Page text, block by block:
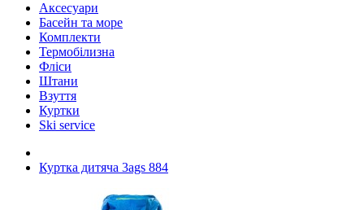
Аксесуари
Басейн та море
Комплекти
Термобілизна
Фліси
Штани
Взуття
Куртки
Ski service
Куртка дитяча 3ags 884